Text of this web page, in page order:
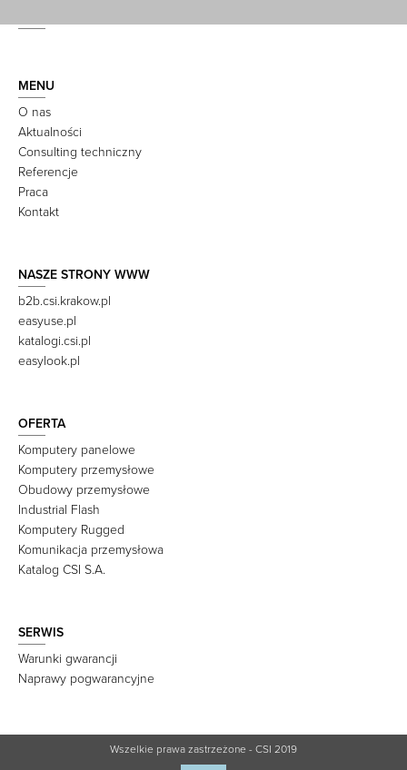
MENU
O nas
Aktualności
Consulting techniczny
Referencje
Praca
Kontakt
NASZE STRONY WWW
b2b.csi.krakow.pl
easyuse.pl
katalogi.csi.pl
easylook.pl
OFERTA
Komputery panelowe
Komputery przemysłowe
Obudowy przemysłowe
Industrial Flash
Komputery Rugged
Komunikacja przemysłowa
Katalog CSI S.A.
SERWIS
Warunki gwarancji
Naprawy pogwarancyjne
Wszelkie prawa zastrzeżone - CSI 2019